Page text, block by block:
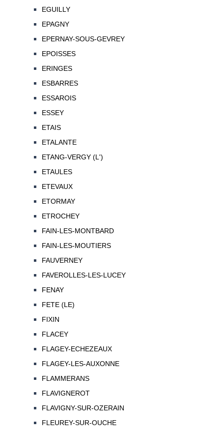
EGUILLY
EPAGNY
EPERNAY-SOUS-GEVREY
EPOISSES
ERINGES
ESBARRES
ESSAROIS
ESSEY
ETAIS
ETALANTE
ETANG-VERGY (L')
ETAULES
ETEVAUX
ETORMAY
ETROCHEY
FAIN-LES-MONTBARD
FAIN-LES-MOUTIERS
FAUVERNEY
FAVEROLLES-LES-LUCEY
FENAY
FETE (LE)
FIXIN
FLACEY
FLAGEY-ECHEZEAUX
FLAGEY-LES-AUXONNE
FLAMMERANS
FLAVIGNEROT
FLAVIGNY-SUR-OZERAIN
FLEUREY-SUR-OUCHE